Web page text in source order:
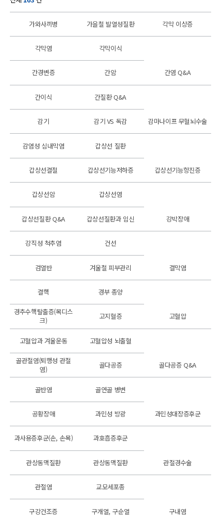
가와사끼병 가을철 발열성질환 각막 이상증
각막염 각막이식
간경변증 간암 간염 Q&A
간이식 간질환 Q&A
감기 감기 VS 독감 감마나이프 무혈뇌수술
감염성 심내막염 갑상선 질환
갑상선결절 갑상선기능저하증 갑상선기능항진증
갑상선암 갑상선염
갑상선질환 Q&A 갑상선질환과 임신 강박장애
강직성 척추염 건선
검열반 겨울철 피부관리 결막염
결핵 경부 종양
경추수핵탈출증(목디스
크)
고지혈증 고혈압
고혈압과 겨울운동 고혈압성 뇌출혈
골관절염(퇴행성 관절
염)
골다공증 골다공증 Q&A
골반염 골연골 병변
공황장애 과민성 방광 과민성대장증후군
과사용증후군(손, 손목) 과호흡증후군
관상동맥질환 관상동맥질환 관절경수술
관절염 교모세포종
구강건조증 구개열, 구순열 구내염